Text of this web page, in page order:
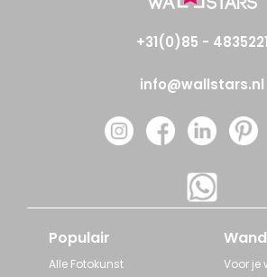
+31(0)85 - 4835221
info@wallstars.nl
Populair
Alle Fotokunst
Voor je